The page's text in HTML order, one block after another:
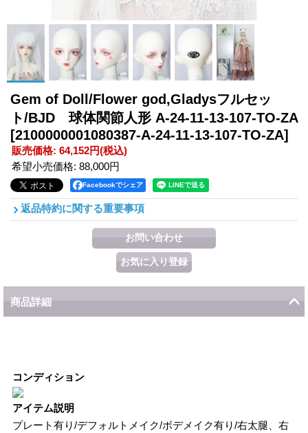
Gem of Doll/Flower god,Gladysフルセッ
ト/BJD 球体関節人形 A-24-11-13-107-TO-ZA
[2100000001080387-A-24-11-13-107-TO-ZA]
販売価格: 64,152円(税込)
希望小売価格: 88,000円
Facebookでシェア
返品特約に関する重要事項
商品詳細
コンディション
アイテム説明
プレート有り/デフォルトメイク/ボデメイク有り/右太腿、右